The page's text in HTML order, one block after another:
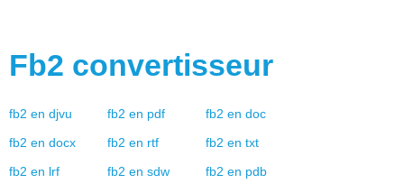
Fb2 convertisseur
fb2 en djvu fb2 en pdf fb2 en doc
fb2 en docx fb2 en rtf fb2 en txt
fb2 en lrf fb2 en sdw fb2 en pdb